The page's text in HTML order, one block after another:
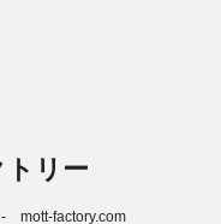
リー
mott-factory.com